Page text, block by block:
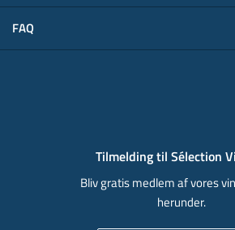
FAQ
Tilmelding til Sélection
Bliv gratis medlem af vores
herunder.